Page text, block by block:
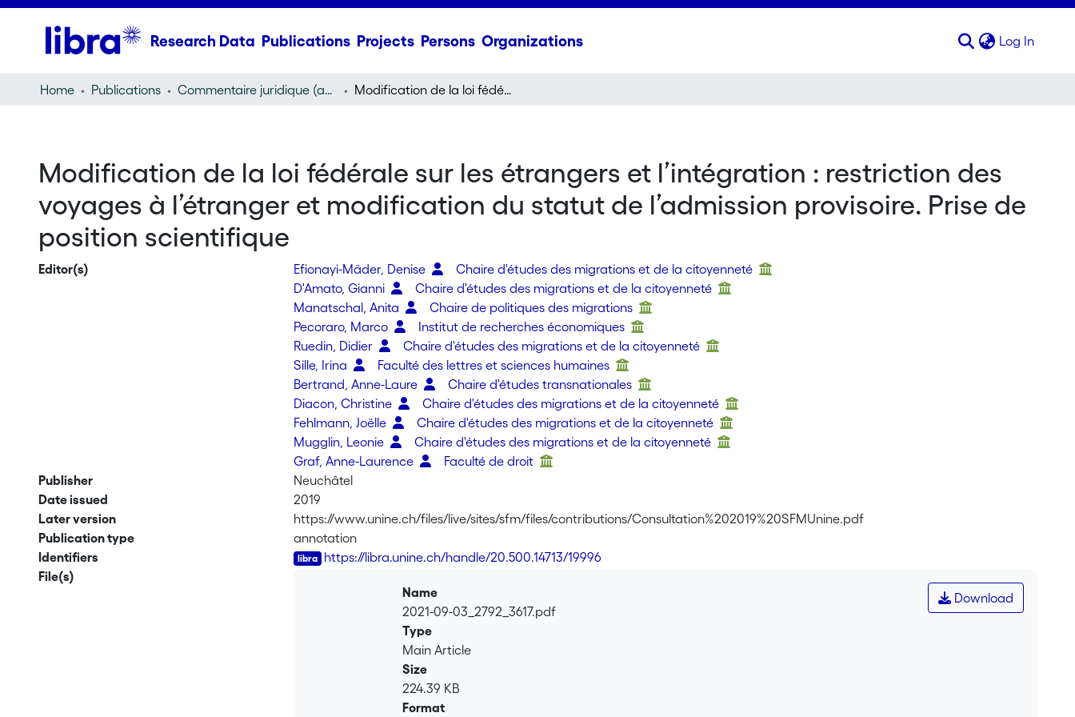
Research Data Publications Projects Persons Organizations Log In
Home Publications Commentaire juridique (annotation) Modification de la loi fédérale sur les étrangers et l’intégration : restriction des voyages à l’étranger et modification du statut de l’admission provisoire. Prise de position scientifique
Modification de la loi fédérale sur les étrangers et l’intégration : restriction des
voyages à l’étranger et modification du statut de l’admission provisoire. Prise de
position scientifique
Editor(s) Efionayi-Mäder, Denise
Chaire d'études des migrations et de la citoyenneté
D'Amato, Gianni
Chaire d'études des migrations et de la citoyenneté
Manatschal, Anita
Chaire de politiques des migrations
Pecoraro, Marco
Institut de recherches économiques
Ruedin, Didier
Chaire d'études des migrations et de la citoyenneté
Sille, Irina
Faculté des lettres et sciences humaines
Bertrand, Anne-Laure
Chaire d'études transnationales
Diacon, Christine
Chaire d'études des migrations et de la citoyenneté
Fehlmann, Joëlle
Chaire d'études des migrations et de la citoyenneté
Mugglin, Leonie
Chaire d'études des migrations et de la citoyenneté
Graf, Anne-Laurence
Faculté de droit
Publisher
Neuchâtel
Date issued
2019
Later version
https://www.unine.ch/files/live/sites/sfm/files/contributions/Consultation%202019%20SFMUnine.pdf
Publication type
annotation
Identifiers
https://libra.unine.ch/handle/20.500.14713/19996
File(s)
Download
Name
2021-09-03_2792_3617.pdf
Type
Main Article
Size
224.39 KB
Format